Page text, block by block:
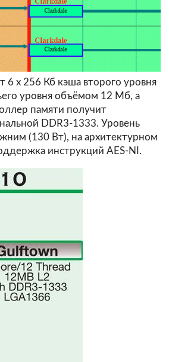
6 х 256 Кб кэша второго уровня
уровня объёмом 12 Мб, а
памяти получит
DDR3-1333. Уровень
(130 Вт), на архитектурном
инструкций AES-NI.